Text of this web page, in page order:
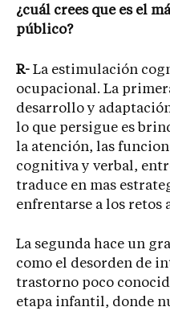
¿cuál crees que es el
público?
R- La estimulación
ocupacional. La
desarrollo y
lo que persigue es
la atención, las
cognitiva y verbal,
traduce en mas
enfrentarse a los retos
La segunda hace un
como el desorden de
trastorno poco
etapa infantil, donde